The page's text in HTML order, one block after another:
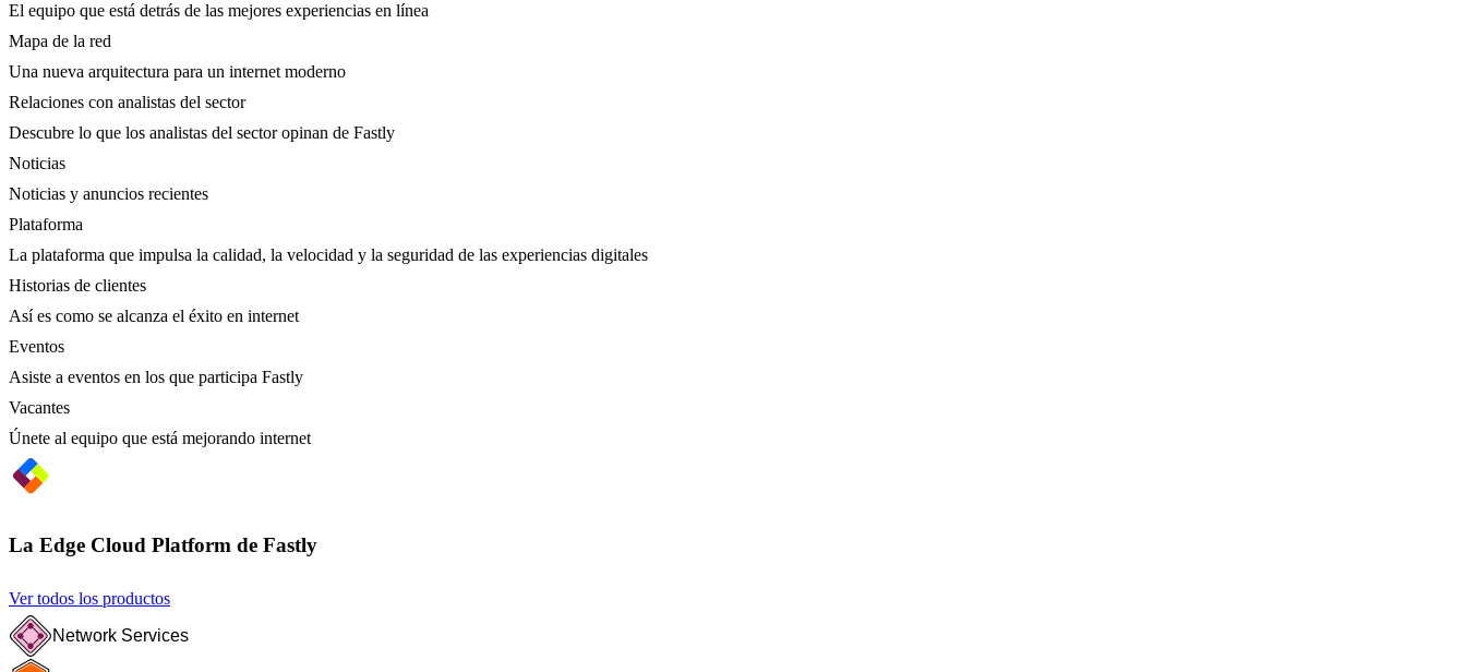
El equipo que está detrás de las mejores experiencias en línea
Mapa de la red
Una nueva arquitectura para un internet moderno
Relaciones con analistas del sector
Descubre lo que los analistas del sector opinan de Fastly
Noticias
Noticias y anuncios recientes
Plataforma
La plataforma que impulsa la calidad, la velocidad y la seguridad de las experiencias digitales
Historias de clientes
Así es como se alcanza el éxito en internet
Eventos
Asiste a eventos en los que participa Fastly
Vacantes
Únete al equipo que está mejorando internet
La Edge Cloud Platform de Fastly
Ver todos los productos
Network Services